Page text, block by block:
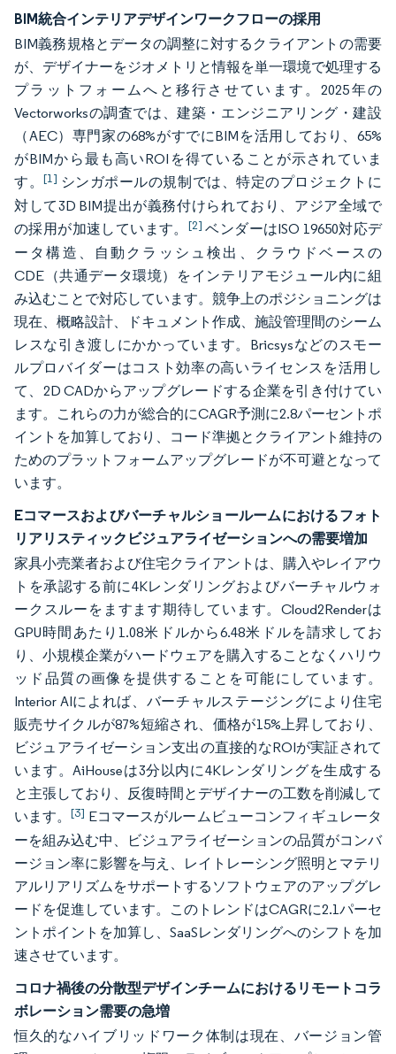
BIM統合インテリアデザインワークフローの採用
BIM義務規格とデータの調整に対するクライアントの需要
が、デザイナーをジオメトリと情報を単一環境で処理する
プラットフォームへと移行させています。2025年の
Vectorworksの調査では、建築・エンジニアリング・建設
（AEC）専門家の68%がすでにBIMを活用しており、65%
がBIMから最も高いROIを得ていることが示されていま
す。[1] シンガポールの規制では、特定のプロジェクトに
対して3D BIM提出が義務付けられており、アジア全域で
の採用が加速しています。 [2] ベンダーはISO 19650対応デ
ータ構造、自動クラッシュ検出、クラウドベースの
CDE（共通データ環境）をインテリアモジュール内に組
み込むことで対応しています。競争上のポジショニングは
現在、概略設計、ドキュメント作成、施設管理間のシーム
レスな引き渡しにかかっています。Bricsysなどのスモー
ルプロバイダーはコスト効率の高いライセンスを活用し
て、2D CADからアップグレードする企業を引き付けてい
ます。これらの力が総合的にCAGR予測に2.8パーセントポ
イントを加算しており、コード準拠とクライアント維持の
ためのプラットフォームアップグレードが不可避となって
います。
Eコマースおよびバーチャルショールームにおけるフォト
リアリスティックビジュアライゼーションへの需要増加
家具小売業者および住宅クライアントは、購入やレイアウ
トを承認する前に4Kレンダリングおよびバーチャルウォ
ークスルーをますます期待しています。Cloud2Renderは
GPU時間あたり1.08米ドルから6.48米ドルを請求してお
り、小規模企業がハードウェアを購入することなくハリウ
ッド品質の画像を提供することを可能にしています。
Interior AIによれば、バーチャルステージングにより住宅
販売サイクルが87%短縮され、価格が15%上昇しており、
ビジュアライゼーション支出の直接的なROIが実証されて
います。AiHouseは3分以内に4Kレンダリングを生成する
と主張しており、反復時間とデザイナーの工数を削減して
います。[3] Eコマースがルームビューコンフィギュレータ
ーを組み込む中、ビジュアライゼーションの品質がコンバ
ージョン率に影響を与え、レイトレーシング照明とマテリ
アルリアリズムをサポートするソフトウェアのアップグレ
ードを促進しています。このトレンドはCAGRに2.1パーセ
ントポイントを加算し、SaaSレンダリングへのシフトを加
速させています。
コロナ禍後の分散型デザインチームにおけるリモートコラ
ボレーション需要の急増
恒久的なハイブリッドワーク体制は現在、バージョン管